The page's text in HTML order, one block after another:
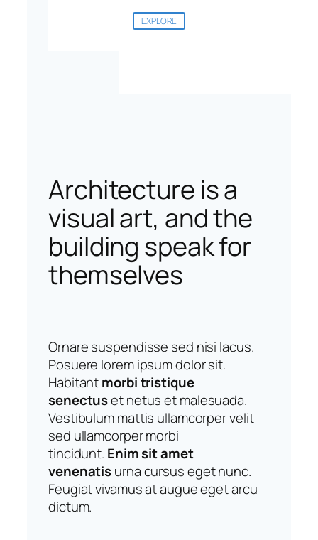
EXPLORE
Architecture is a
visual art, and the
building speak for
themselves
Ornare suspendisse sed nisi lacus.
Posuere lorem ipsum dolor sit.
Habitantmorbi tristique
senectuset netus et malesuada.
Vestibulum mattis ullamcorper velit
sed ullamcorper morbi
tincidunt. Enim sit amet
venenatisurna cursus eget nunc.
Feugiat vivamus at augue eget arcu
dictum.